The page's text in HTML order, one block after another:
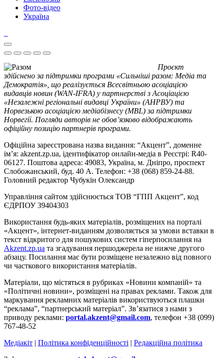
Фото-відео
Україна
Проєкт
здійснено за підтримки програми «Сильніші разом: Медіа та
Демократія», що реалізується Всесвітньою асоціацією
видавців новин (WAN-IFRA) у партнерстві з Асоціацією
«Незалежні регіональні видавці України» (АНРВУ) та
Норвезькою асоціацією медіабізнесу (MBL) за підтримки
Норвегії. Погляди авторів не обов’язково відображають
офіційну позицію партнерів програми.
Офіційна зареєстрована назва видання: “Акцент”, доменне
ім’я: akzent.zp.ua, ідентифікатор онлайн-медіа в Реєстрі: R40-
06127. Поштова адреса: 49083, Україна, м. Дніпро, проспект
Слобожанський, буд. 40 А. Телефон: +38 (068) 859-24-88.
Головний редактор Чубукін Олександр
Управління сайтом здійснюється ТОВ “ГПП Акцент”, код
ЄДРПОУ 39404303
Використання будь-яких матеріалів, розміщених на порталі
«Акцент», інтернет-виданням дозволяється за умови вставки в
текст відкритого для пошукових систем гіперпосилання на
Akzent.zp.ua та згадування першоджерела не нижче другого
абзацу. Посилання має бути розміщене незалежно від повного
чи часткового використання матеріалів.
Матеріали, що містяться в рубриках «Новини компаній» та
«Політичні новини», розміщені на правах реклами. Також для
маркування рекламних матеріалів використвуються плашки
“реклама”, “партнерський матеріал”. Зв’язатися з нами з
приводу реклами: portal.akzent@gmail.com, телефон +38 (099)
767-48-52
Медіакіт | Політика конфіденційності | Редакційна політика